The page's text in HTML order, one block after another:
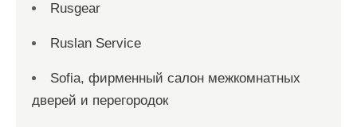
Rusgear
Ruslan Service
Sofia, фирменный салон межкомнатных
дверей и перегородок